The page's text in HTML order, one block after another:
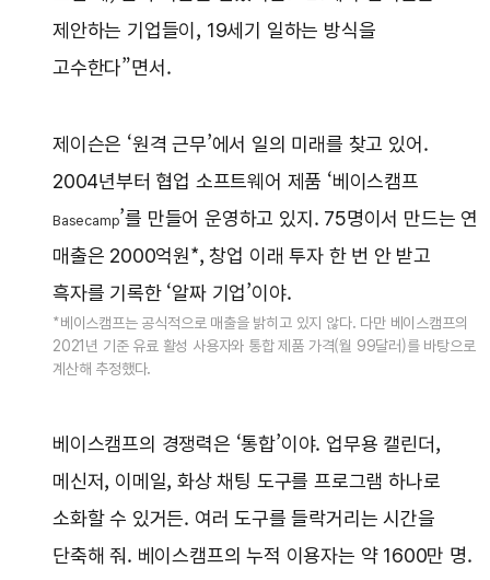
제안하는 기업들이, 19세기 일하는 방식을
고수한다”면서.
제이슨은 ‘원격 근무’에서 일의 미래를 찾고 있어.
2004년부터 협업 소프트웨어 제품 ‘베이스캠프
Basecamp’를 만들어 운영하고 있지. 75명이서 만드는 연
매출은 2000억원*, 창업 이래 투자 한 번 안 받고
흑자를 기록한 ‘알짜 기업’이야.
*베이스캠프는 공식적으로 매출을 밝히고 있지 않다. 다만 베이스캠프의
2021년 기준 유료 활성 사용자와 통합 제품 가격(월 99달러)를 바탕으로
계산해 추정했다.
베이스캠프의 경쟁력은 ‘통합’이야. 업무용 캘린더,
메신저, 이메일, 화상 채팅 도구를 프로그램 하나로
소화할 수 있거든. 여러 도구를 들락거리는 시간을
단축해 줘. 베이스캠프의 누적 이용자는 약 1600만 명.